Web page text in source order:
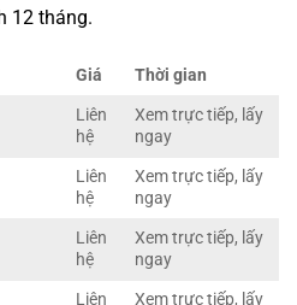
12 tháng.
Giá Thời gian
Liên
hệ
Xem trực tiếp, lấy
ngay
Liên
hệ
Xem trực tiếp, lấy
ngay
Liên
hệ
Xem trực tiếp, lấy
ngay
Liên Xem trực tiếp, lấy